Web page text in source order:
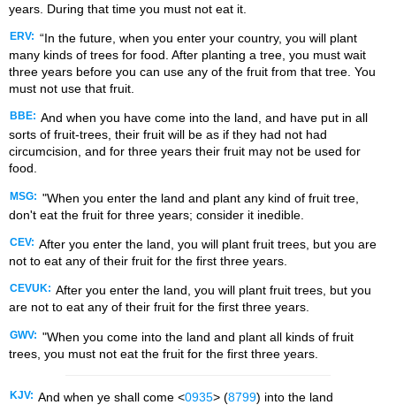
years. During that time you must not eat it.
ERV: “In the future, when you enter your country, you will plant
many kinds of trees for food. After planting a tree, you must wait
three years before you can use any of the fruit from that tree. You
must not use that fruit.
BBE: And when you have come into the land, and have put in all
sorts of fruit-trees, their fruit will be as if they had not had
circumcision, and for three years their fruit may not be used for
food.
MSG: "When you enter the land and plant any kind of fruit tree,
don't eat the fruit for three years; consider it inedible.
CEV: After you enter the land, you will plant fruit trees, but you are
not to eat any of their fruit for the first three years.
CEVUK: After you enter the land, you will plant fruit trees, but you
are not to eat any of their fruit for the first three years.
GWV: "When you come into the land and plant all kinds of fruit
trees, you must not eat the fruit for the first three years.
KJV: And when ye shall come <0935> (8799) into the land